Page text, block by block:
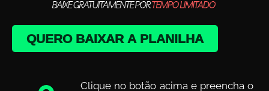
QUERO BAIXAR A PLANILHA
Clique no botão acima e preencha o